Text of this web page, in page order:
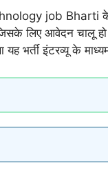
job Bharti के
जिसके लिए आवेदन
यह भर्ती इंटरव्यू के